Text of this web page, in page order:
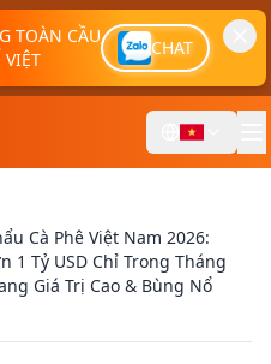
TOÀN CẦU
CHAT
Cà Phê Việt Nam 2026:
1 Tỷ USD Chỉ Trong Tháng
Giá Trị Cao & Bùng Nổ